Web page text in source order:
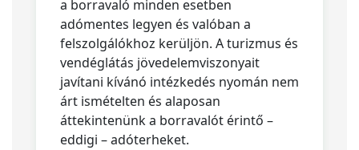
a borravaló minden esetben
adómentes legyen és valóban a
felszolgálókhoz kerüljön. A turizmus és
vendéglátás jövedelemviszonyait
javítani kívánó intézkedés nyomán nem
árt ismételten és alaposan
áttekintenünk a borravalót érintő –
eddigi – adóterheket.